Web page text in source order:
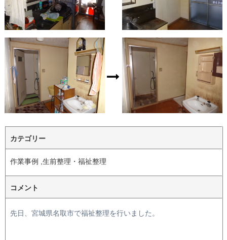
カテゴリー
作業事例 ,生前整理・福祉整理
コメント
先日、宮城県名取市で福祉整理を行いました。